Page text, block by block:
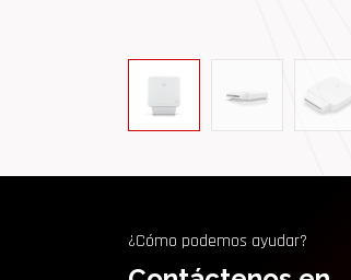
¿Cómo podemos ayudar?